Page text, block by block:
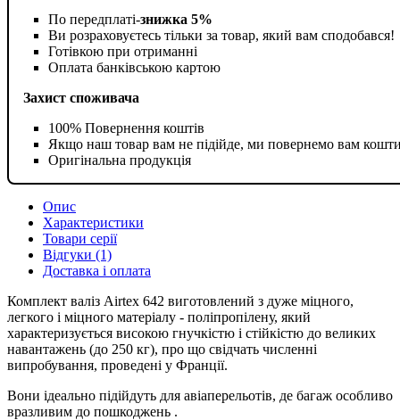
По передплаті-знижка 5%
Ви розраховуєтесь тільки за товар, який вам сподобався!
Готівкою при отриманні
Оплата банківською картою
Захист споживача
100% Повернення коштів
Якщо наш товар вам не підійде, ми повернемо вам
Оригінальна продукція
Опис
Характеристики
Товари серії
Відгуки (1)
Доставка і оплата
Комплект валіз Airtex 642 виготовлений з дуже міцного,
легкого і міцного матеріалу - поліпропілену, який
характеризується високою гнучкістю і стійкістю до великих
навантажень (до 250 кг), про що свідчать численні
випробування, проведені у Франції.
Вони ідеально підійдуть для авіаперельотів, де багаж особливо
вразливим до пошкоджень .